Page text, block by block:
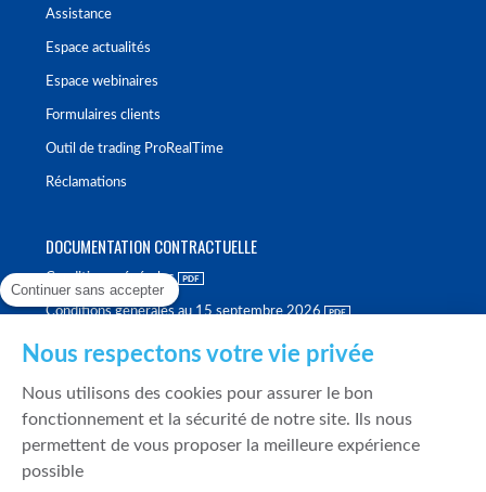
Assistance
Espace actualités
Espace webinaires
Formulaires clients
Outil de trading ProRealTime
Réclamations
DOCUMENTATION CONTRACTUELLE
Conditions générales
Conditions générales au 15 septembre 2026
Politique de meilleure sélection
Politique de durabilité
Fonds de garantie des dépôts et de résolution
Continuer sans accepter
Nous respectons votre vie privée
Nous utilisons des cookies pour assurer le bon
fonctionnement et la sécurité de notre site. Ils nous
permettent de vous proposer la meilleure expérience
possible